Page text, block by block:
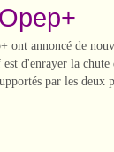
ont annoncé de
d'enrayer la chute
par les deux